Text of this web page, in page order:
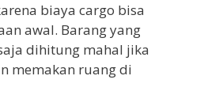
biaya cargo bisa
awal. Barang yang
dihitung mahal jika
memakan ruang di